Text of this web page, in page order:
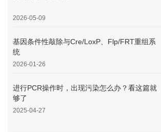
2026-05-09
基因条件性敲除与Cre/LoxP、Flp/FRT重组系
统
2026-01-26
进行PCR操作时，出现污染怎么办？看这篇就
够了
2025-04-27